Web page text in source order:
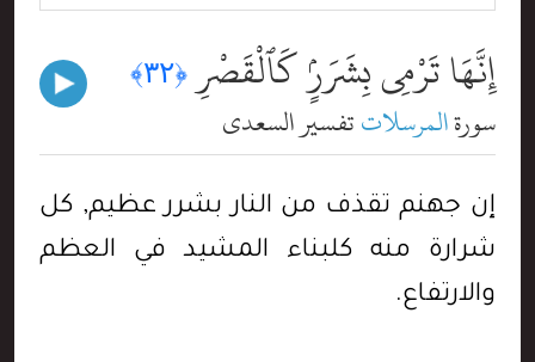
إِنَّهَا تَرْمِى بِشَرَرٍۢ كَٱلْقَصْرِ ﴿٣٢﴾
سورةالمرسلاتتفسير السعدي
إن جهنم تقذف من النار بشرر عظيم, كل
شرارة منه كلبناء المشيد في العظم
والارتفاع.